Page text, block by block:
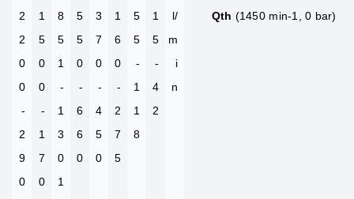
Qth (1450 min-1, 0 bar)
l/
m
i
n
1
5
-
4
2
5
5
-
1
1
8
1
6
0
-
2
7
5
3
7
0
-
4
5
0
5
5
0
-
6
6
0
8
5
1
-
1
3
0
1
1
5
0
0
-
1
7
0
2
2
0
0
-
2
9
0